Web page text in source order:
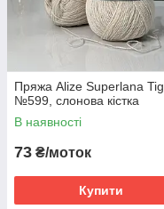
Пряжа Alize Superlana Tig
№599, слонова кістка
В наявності
73 ₴/моток
Купити